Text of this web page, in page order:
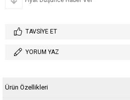
TAVSIYE ET
YORUM YAZ
Ürün Özellikleri